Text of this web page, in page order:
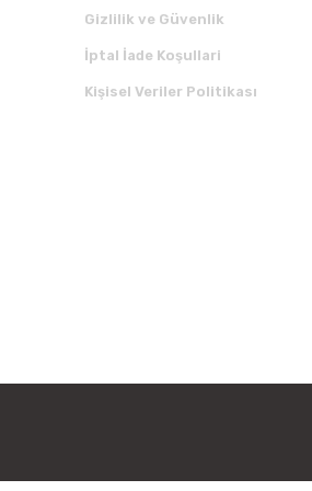
Gizlilik ve Güvenlik
İptal İade Koşullari
Kişisel Veriler Politikası